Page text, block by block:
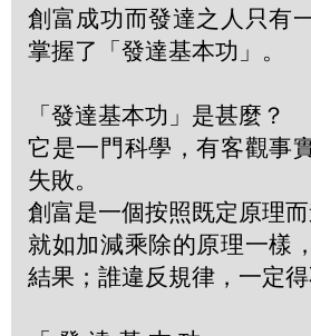
創富成功而發達之人只有
掌握了「發達基本功」。
「發達基本功」是甚麼？
它是一門科學，有客觀事
失敗。
創富是一個按照既定原理而
就如加減乘除的原理一樣
結果；誰違反規律，一定得